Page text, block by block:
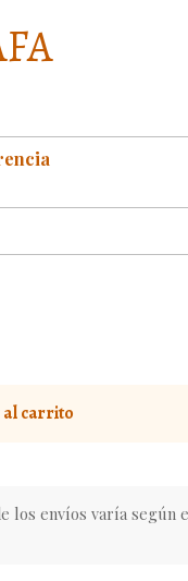
carrito
los envíos varía según